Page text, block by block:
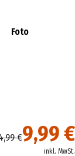
Foto
9,99 €
€
inkl. MwSt.